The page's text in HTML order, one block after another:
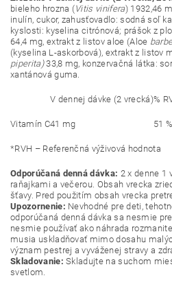
bieleho hrozna (Vitis vinifera) 1932,46
inulín, cukor, zahusťovadlo: sodná soľ
kyslosti: kyselina citrónová; prášok z
64,4 mg, extrakt z listov aloe (Aloe
(kyselina L-askorbová), extrakt z listov
piperita)33,8 mg, konzervačná látka:
xantánová guma.
V dennej dávke (2 vrecká)%
Vitamín C41 mg 51 %
*RVH – Referenčná výživová hodnota
Odporúčaná denná dávka: 2 x denne 1
raňajkami a večerou. Obsah vrecka
šťavy. Pred použitím obsah vrecka
Upozornenie: Nevhodné pre deti,
odporúčaná denná dávka sa nesmie
nesmie používať ako náhrada
musia uskladňovať mimo dosahu
význam pestrej a vyváženej stravy a
Skladovanie: Skladujte na suchom
svetlom.